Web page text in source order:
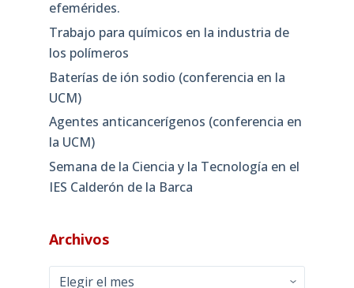
efemérides.
Trabajo para químicos en la industria de
los polímeros
Baterías de ión sodio (conferencia en la
UCM)
Agentes anticancerígenos (conferencia en
la UCM)
Semana de la Ciencia y la Tecnología en el
IES Calderón de la Barca
Archivos
Archivos